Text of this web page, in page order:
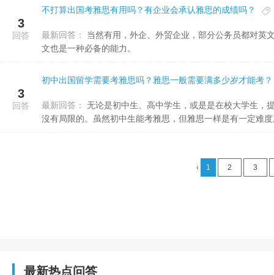
3
回答
不打算出国考雅思有用吗？有企业会承认雅思的成绩吗？
最新回答：
文也是一种必备的能力。
3
回答
初中出国留学需要考雅思吗？雅思一般需要满多少岁才能考？
最新回答：
沒有局限的。虽然初中生能考雅思，但雅思一样是有一定难
‹ 1 2 3
最新热点问答